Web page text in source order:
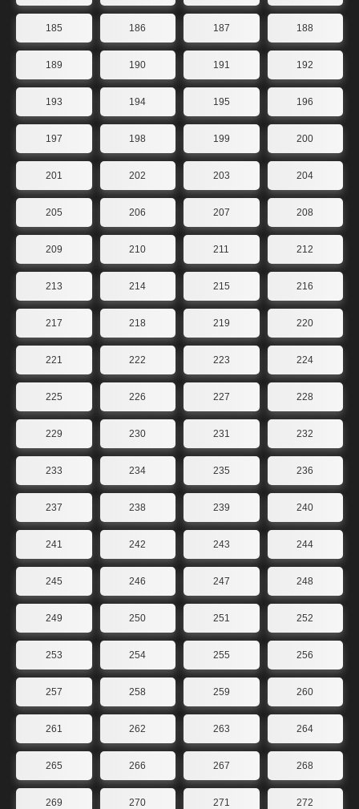
185 186 187 188
189 190 191 192
193 194 195 196
197 198 199 200
201 202 203 204
205 206 207 208
209 210 211 212
213 214 215 216
217 218 219 220
221 222 223 224
225 226 227 228
229 230 231 232
233 234 235 236
237 238 239 240
241 242 243 244
245 246 247 248
249 250 251 252
253 254 255 256
257 258 259 260
261 262 263 264
265 266 267 268
269 270 271 272